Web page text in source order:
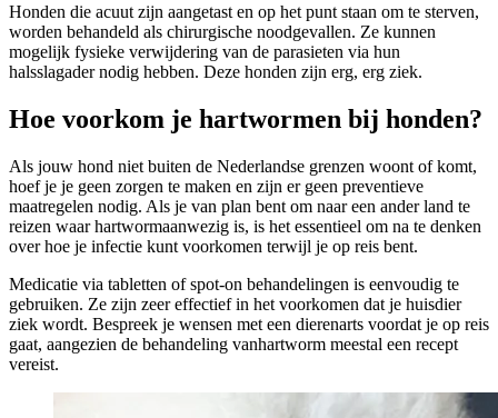
Honden die acuut zijn aangetast en op het punt staan om te sterven,
worden behandeld als chirurgische noodgevallen. Ze kunnen
mogelijk fysieke verwijdering van de parasieten via hun
halsslagader nodig hebben. Deze honden zijn erg, erg ziek.
Hoe voorkom je hartwormen bij honden?
Als jouw hond niet buiten de Nederlandse grenzen woont of komt,
hoef je je geen zorgen te maken en zijn er geen preventieve
maatregelen nodig. Als je van plan bent om naar een ander land te
reizen waarhartwormaanwezig is, is het essentieel om na te denken
over hoe je infectie kunt voorkomen terwijl je op reis bent.
Medicatie via tabletten of spot-on behandelingen is eenvoudig te
gebruiken. Ze zijn zeer effectief in het voorkomen dat je huisdier
ziek wordt. Bespreek je wensen met een dierenarts voordat je op reis
gaat, aangezien de behandeling vanhartworm meestal een recept
vereist.